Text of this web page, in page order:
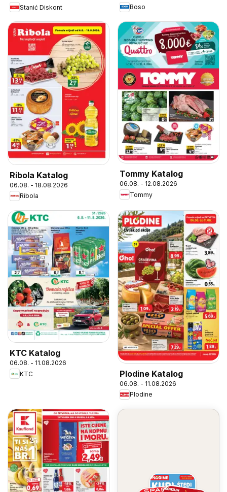
Stanić Diskont
Boso
Ribola Katalog
06.08. - 18.08.2026
Ribola
Tommy Katalog
06.08. - 12.08.2026
Tommy
KTC Katalog
06.08. - 11.08.2026
KTC
Plodine Katalog
06.08. - 11.08.2026
Plodine